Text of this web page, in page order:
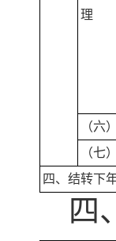
理
（六
（七
四、结转下
四